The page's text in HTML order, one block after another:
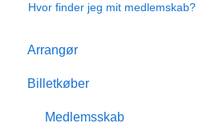
Hvor finder jeg mit medlemskab?
Arrangør
Kom godt i gang med Billetto
Mit Billetto
Billetkøber
Medlemsskab